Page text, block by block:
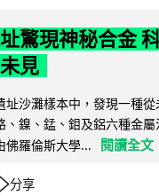
驚現神秘合金
見
址沙灘樣本中，發現一種
、鎳、錳、鉬及鋁六種金
佛羅倫斯大學...
閱讀全文
分享